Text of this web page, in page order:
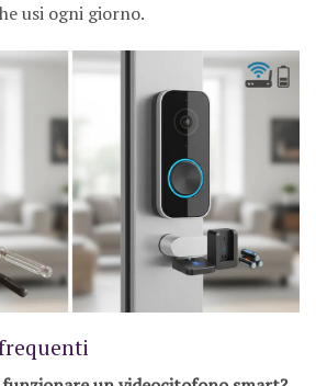
usi ogni giorno.